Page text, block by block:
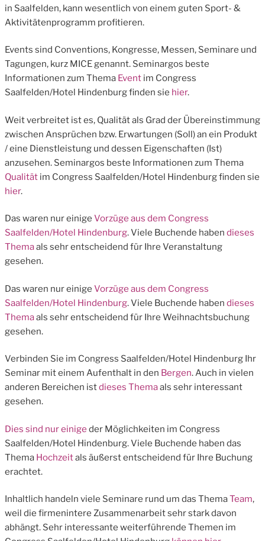
in Saalfelden, kann wesentlich von einem guten Sport- &
Aktivitätenprogramm profitieren.
Events sind Conventions, Kongresse, Messen, Seminare und
Tagungen, kurz MICE genannt. Seminargos beste
Informationen zum Thema Event im Congress
Saalfelden/Hotel Hindenburg finden sie hier.
Weit verbreitet ist es, Qualität als Grad der Übereinstimmung
zwischen Ansprüchen bzw. Erwartungen (Soll) an ein Produkt
/ eine Dienstleistung und dessen Eigenschaften (Ist)
anzusehen. Seminargos beste Informationen zum Thema
Qualität im Congress Saalfelden/Hotel Hindenburg finden sie
hier.
Das waren nur einige Vorzüge aus dem Congress
Saalfelden/Hotel Hindenburg. Viele Buchende haben dieses
Themaals sehr entscheidend für Ihre Veranstaltung
gesehen.
Das waren nur einige Vorzüge aus dem Congress
Saalfelden/Hotel Hindenburg. Viele Buchende haben dieses
Themaals sehr entscheidend für Ihre Weihnachtsbuchung
gesehen.
Verbinden Sie im Congress Saalfelden/Hotel Hindenburg Ihr
Seminar mit einem Aufenthalt in den Bergen. Auch in vielen
anderen Bereichen istdieses Themaals sehr interessant
gesehen.
Dies sind nur einige der Möglichkeiten im Congress
Saalfelden/Hotel Hindenburg. Viele Buchende haben das
Thema Hochzeitals äußerst entscheidend für Ihre Buchung
erachtet.
Inhaltlich handeln viele Seminare rund um das ThemaTeam,
weil die firmenintere Zusammenarbeit sehr stark davon
abhängt. Sehr interessante weiterführende Themen im